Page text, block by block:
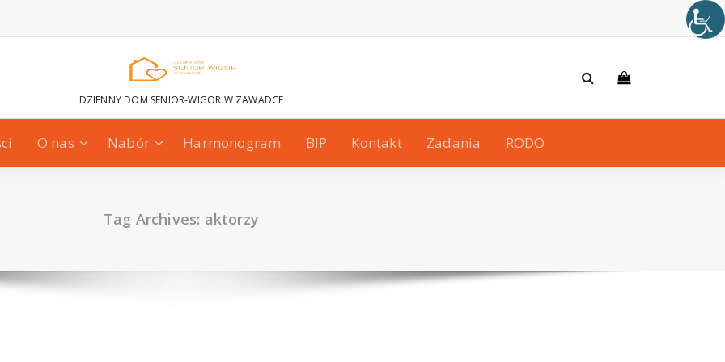
DZIENNY DOM SENIOR-WIGOR W ZAWADCE
O nas Nabór Harmonogram BIP Kontakt Zadania RODO
Tag Archives: aktorzy